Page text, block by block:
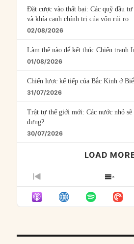
Đặt cược vào thất bại: Các quỹ đầu
và khía cạnh chính trị của vốn rủi ro
02/08/2026
Làm thế nào để kết thúc Chiến tranh
01/08/2026
Chiến lược kế tiếp của Bắc Kinh ở
31/07/2026
Trật tự thế giới mới: Các nước nhỏ
đựng?
30/07/2026
LOAD
PREVIOUS
EPISODE
LIST